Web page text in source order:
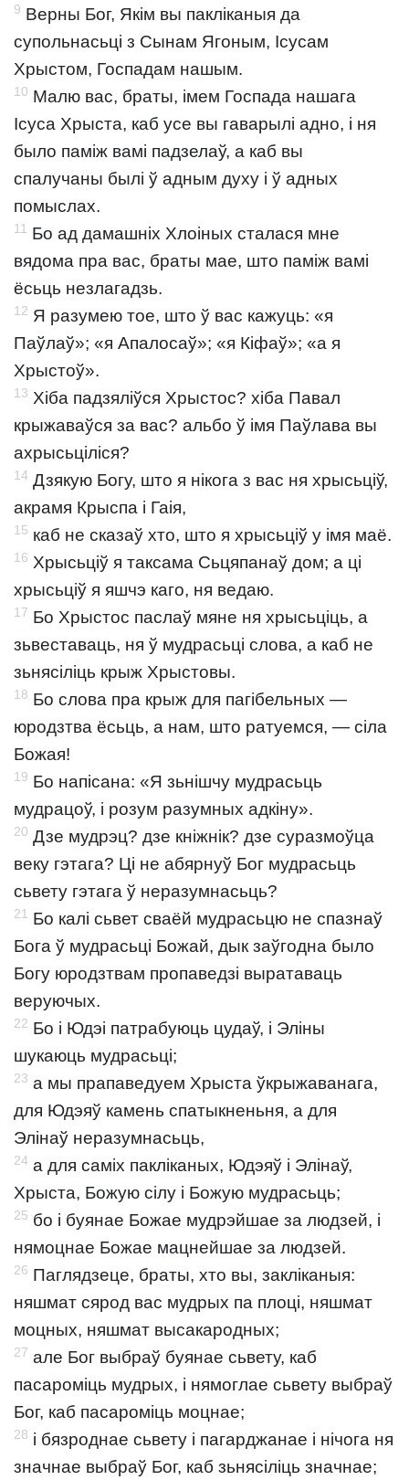
9 Верны Бог, Якім вы пакліканыя да
супольнасьці з Сынам Ягоным, Ісусам
Хрыстом, Госпадам нашым.
10 Малю вас, браты, імем Госпада нашага
Ісуса Хрыста, каб усе вы гаварылі адно, і ня
было паміж вамі падзелаў, а каб вы
спалучаны былі ў адным духу і ў адных
помыслах.
11 Бо ад дамашніх Хлоіных сталася мне
вядома пра вас, браты мае, што паміж вамі
ёсьць незлагадзь.
12 Я разумею тое, што ў вас кажуць: «я
Паўлаў»; «я Апалосаў»; «я Кіфаў»; «а я
Хрыстоў».
13 Хіба падзяліўся Хрыстос? хіба Павал
крыжаваўся за вас? альбо ў імя Паўлава вы
ахрысьціліся?
14 Дзякую Богу, што я нікога з вас ня хрысьціў,
акрамя Крыспа і Гаія,
15 каб не сказаў хто, што я хрысьціў у імя маё.
16 Хрысьціў я таксама Сьцяпанаў дом; а ці
хрысьціў я яшчэ каго, ня ведаю.
17 Бо Хрыстос паслаў мяне ня хрысьціць, а
зьвеставаць, ня ў мудрасьці слова, а каб не
зьнясіліць крыж Хрыстовы.
18 Бо слова пра крыж для пагібельных —
юродзтва ёсьць, а нам, што ратуемся, — сіла
Божая!
19 Бо напісана: «Я зьнішчу мудрасьць
мудрацоў, і розум разумных адкіну».
20 Дзе мудрэц? дзе кніжнік? дзе суразмоўца
веку гэтага? Ці не абярнуў Бог мудрасьць
сьвету гэтага ў неразумнасьць?
21 Бо калі сьвет сваёй мудрасьцю не спазнаў
Бога ў мудрасьці Божай, дык заўгодна было
Богу юродзтвам пропаведзі выратаваць
веруючых.
22 Бо і Юдэі патрабуюць цудаў, і Эліны
шукаюць мудрасьці;
23 а мы прапаведуем Хрыста ўкрыжаванага,
для Юдэяў камень спатыкненьня, а для
Элінаў неразумнасьць,
24 а для саміх пакліканых, Юдэяў і Элінаў,
Хрыста, Божую сілу і Божую мудрасьць;
25 бо і буянае Божае мудрэйшае за людзей, і
нямоцнае Божае мацнейшае за людзей.
26 Паглядзеце, браты, хто вы, закліканыя:
няшмат сярод вас мудрых па плоці, няшмат
моцных, няшмат высакародных;
27 але Бог выбраў буянае сьвету, каб
пасароміць мудрых, і нямоглае сьвету выбраў
Бог, каб пасароміць моцнае;
28 і бязроднае сьвету і пагарджанае і нічога ня
значнае выбраў Бог, каб зьнясіліць значнае;